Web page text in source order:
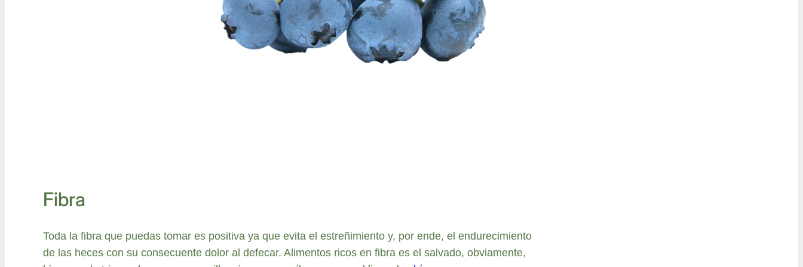
Fibra
Toda la fibra que puedas tomar es positiva ya que evita el estreñimiento y, por ende, el endurecimiento
de las heces con su consecuente dolor al defecar. Alimentos ricos en fibra es el salvado, obviamente,